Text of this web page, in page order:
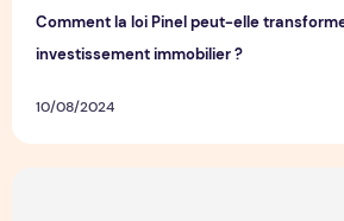
Comment la loi Pinel peut-elle
investissement immobilier ?
10/08/2024